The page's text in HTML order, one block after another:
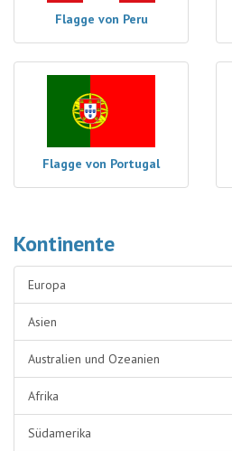
Flagge von Peru
Flagge von Portugal
Kontinente
Europa
Asien
Australien und Ozeanien
Afrika
Südamerika